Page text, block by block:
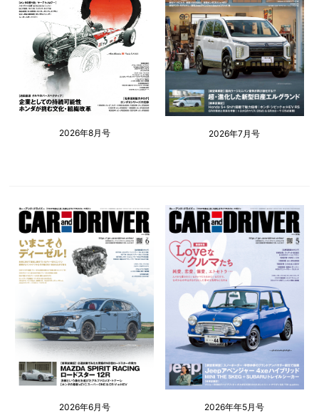
2026年8月号 2026年7月号
2026年6月号 2026年年5月号